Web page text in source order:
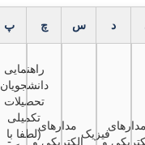
د س چ پ
مدارهای
و
فیزیک
مدارهای
الکتریکی و
راهنمایی
دانشجویان
تحصیلات
تکمیلی
(لطفا با
-